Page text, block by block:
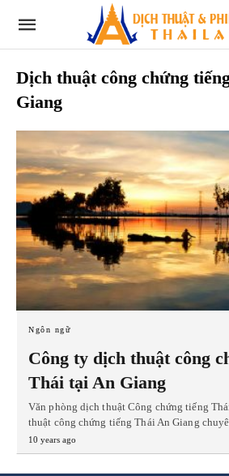
Dịch thuật công chứng
Giang
Ngôn ngữ
Công ty dịch thuật công
Thái tại An Giang
Văn phòng dịch thuật Công chứng tiếng
thuật công chứng tiếng Thái An Giang
10 years ago